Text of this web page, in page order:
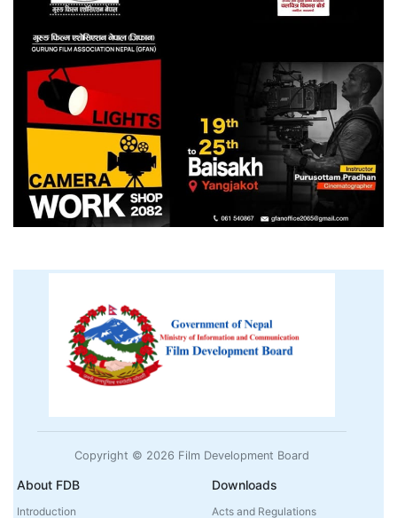
Copyright © 2026 Film Development Board
About FDB
Introduction
Downloads
Acts and Regulations